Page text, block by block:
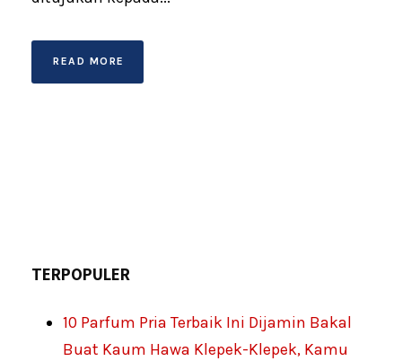
READ MORE
TERPOPULER
10 Parfum Pria Terbaik Ini Dijamin Bakal
Buat Kaum Hawa Klepek-Klepek, Kamu